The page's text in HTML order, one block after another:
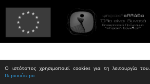
Ο ιστότοπος χρησιμοποιεί cookies για τη λειτουργία του.
Περισσότερα